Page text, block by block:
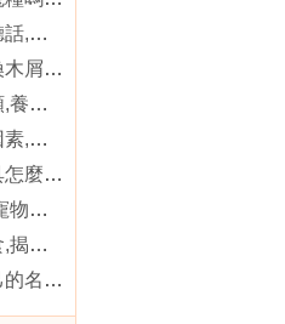
如何讓倉鼠在家乖乖聽話,倉鼠
倉鼠生寶寶後何時更換木屑,母倉鼠產後如何護理
倉鼠不能吃的東西種類,養倉鼠的好處和壞處
影響花鼠壽命有哪些因素,怎麼訓練花鼠寶寶玩花鼠球
買不起兔糧牧草和用具怎麼養澤西長毛兔,長毛兔
寵物兔購買須知,訓練寵物兔兔的記憶力
了解兔兔可以吃的主食,揭穿黑心兔販的四大謊言
如何讓寵物兔聽懂自己的名字,寵物兔也懂得生氣嗎